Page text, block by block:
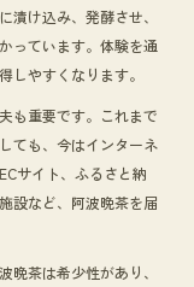
漬け込み、発酵させ、
っています。体験を通
しやすくなります。
も重要です。これまで
ても、今はインターネ
サイト、ふるさと納
設など、阿波晩茶を届
晩茶は希少性があり、